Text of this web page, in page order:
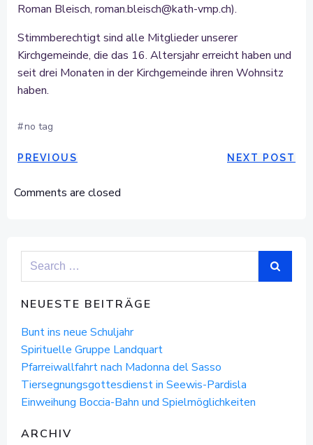
Roman Bleisch, roman.bleisch@kath-vmp.ch).
Stimmberechtigt sind alle Mitglieder unserer
Kirchgemeinde, die das 16. Altersjahr erreicht haben und
seit drei Monaten in der Kirchgemeinde ihren Wohnsitz
haben.
#no tag
POST
NAVIGATION
PREVIOUS
POSTNEXT POST
Comments are closed
Search
NEUESTE BEITRÄGE
Bunt ins neue Schuljahr
Spirituelle Gruppe Landquart
Pfarreiwallfahrt nach Madonna del Sasso
Tiersegnungsgottesdienst in Seewis-Pardisla
Einweihung Boccia-Bahn und Spielmöglichkeiten
ARCHIV